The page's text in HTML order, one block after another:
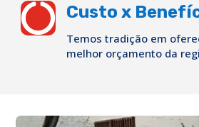
 Custo x
Temos tradição em
melhor orçamento da